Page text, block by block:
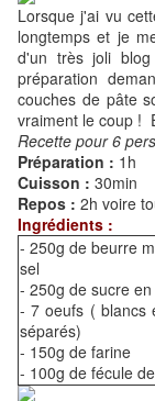
Lorsque j'ai vu
longtemps et je
d'un très joli
préparation
couches de pâte
vraiment le coup !
Recette pour 6
Préparation : 1h
Cuisson : 30min
Repos : 2h voire
Ingrédients :
- 250g de beurre
sel
- 250g de sucre
- 7 oeufs ( blancs
séparés)
- 150g de farine
- 100g de fécule